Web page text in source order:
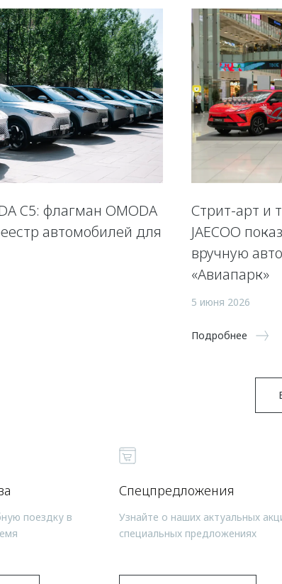
C5: флагман OMODA
автомобилей для
Стрит-арт и
JAECOO
вручную
«Авиапарк»
5 июня 2026
Подробнее
поездку в
Спецпредложения
Узнайте о наших актуальных
специальных предложениях